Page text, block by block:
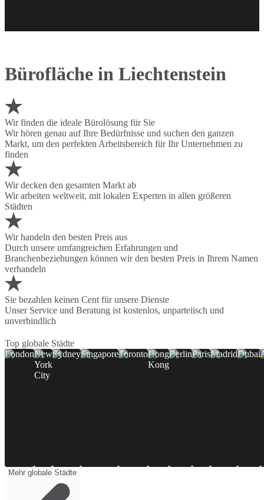
Bürofläche in Liechtenstein
Wir finden die ideale Bürolösung für Sie
Wir hören genau auf Ihre Bedürfnisse und suchen den ganzen
Markt, um den perfekten Arbeitsbereich für Ihr Unternehmen zu
finden
Wir decken den gesamten Markt ab
Wir arbeiten weltweit, mit lokalen Experten in allen größeren
Städten
Wir handeln den besten Preis aus
Durch unsere umfangreichen Erfahrungen und
Branchenbeziehungen können wir den besten Preis in Ihrem Namen
verhandeln
Sie bezahlen keinen Cent für unsere Dienste
Unser Service und Beratung ist kostenlos, unparteiisch und
unverbindlich
Top globale Städte
LondonNew
York
City
SydneySingaporeTorontoHong
Kong
BerlinParisMadridDubai
Mehr globale Städte